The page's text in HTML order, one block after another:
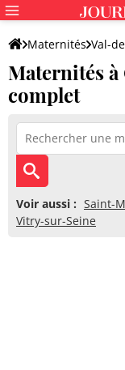
Maternités Val-
Maternités à
complet
Voir aussi : Saint-
Vitry-sur-Seine